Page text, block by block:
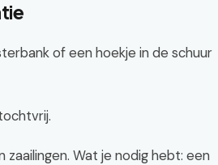
of een hoekje in de schuur
Wat je nodig hebt: een